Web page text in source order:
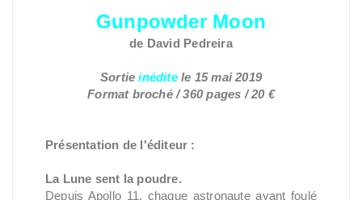
Gunpowder Moon
de David Pedreira
Sortieinéditele 15 mai 2019
Format broché / 360 pages / 20 €
Présentation de l'éditeur :
La Lune sent la poudre.
Depuis Apollo 11, chaque astronaute ayant foulé